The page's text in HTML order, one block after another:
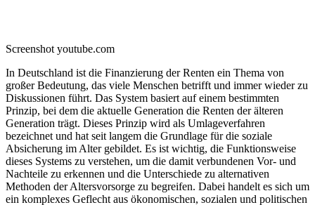
Screenshot youtube.com
In Deutschland ist die Finanzierung der Renten ein Thema von
großer Bedeutung, das viele Menschen betrifft und immer wieder zu
Diskussionen führt. Das System basiert auf einem bestimmten
Prinzip, bei dem die aktuelle Generation die Renten der älteren
Generation trägt. Dieses Prinzip wird als Umlageverfahren
bezeichnet und hat seit langem die Grundlage für die soziale
Absicherung im Alter gebildet. Es ist wichtig, die Funktionsweise
dieses Systems zu verstehen, um die damit verbundenen Vor- und
Nachteile zu erkennen und die Unterschiede zu alternativen
Methoden der Altersvorsorge zu begreifen. Dabei handelt es sich um
ein komplexes Geflecht aus ökonomischen, sozialen und politischen